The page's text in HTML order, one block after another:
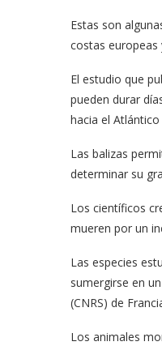
Estas son
costas europeas
El estudio que
pueden durar
hacia el
Las balizas
determinar su
Los científicos
mueren por un
Las especies
sumergirse en
(CNRS) de
Los animales